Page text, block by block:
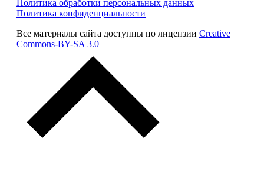
Политика обработки персональных данных
Политика конфиденциальности
Все материалы сайта доступны по лицензии Creative
Commons-BY-SA 3.0